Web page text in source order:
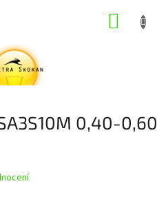
0,40-0,60